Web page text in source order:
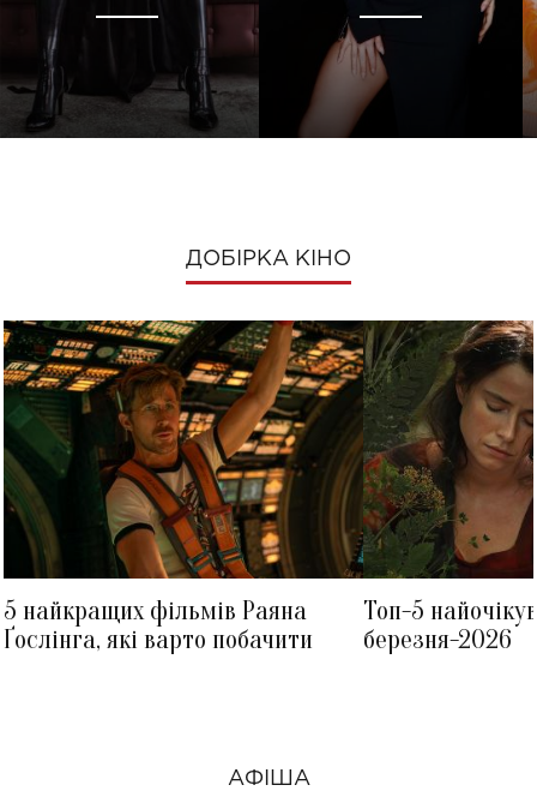
ДОБІРКА КІНО
5 найкращих фільмів Раяна
Ґослінга, які варто побачити
Топ-5
березня-2026
АФІША